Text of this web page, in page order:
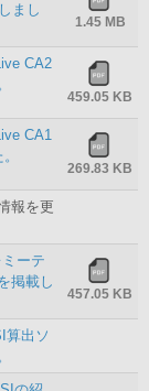
まし
1.45 MB
CA2
459.05 KB
CA1
269.83 KB
報を更
ーテ
掲載し
457.05 KB
算出ソ